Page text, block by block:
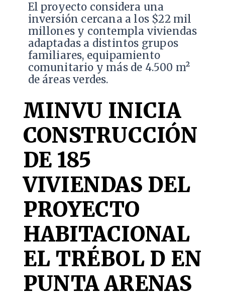
El proyecto considera una
inversión cercana a los $22 mil
millones y contempla viviendas
adaptadas a distintos grupos
familiares, equipamiento
comunitario y más de 4.500 m²
de áreas verdes.
MINVU INICIA
CONSTRUCCIÓN
DE 185
VIVIENDAS DEL
PROYECTO
HABITACIONAL
EL TRÉBOL D EN
PUNTA ARENAS